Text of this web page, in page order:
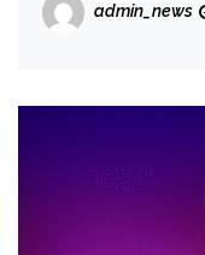
admin_news